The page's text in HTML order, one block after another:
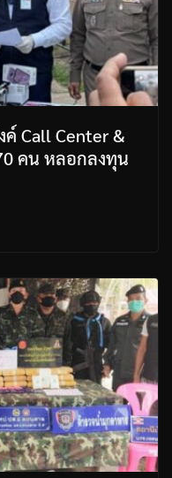
ค์ Call Center &
คน หลอกลงทุน